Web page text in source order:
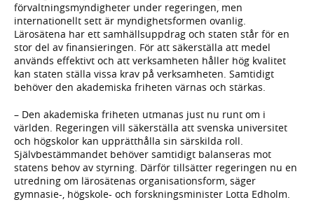
förvaltningsmyndigheter under regeringen, men
internationellt sett är myndighetsformen ovanlig.
Lärosätena har ett samhällsuppdrag och staten står för en
stor del av finansieringen. För att säkerställa att medel
används effektivt och att verksamheten håller hög kvalitet
kan staten ställa vissa krav på verksamheten. Samtidigt
behöver den akademiska friheten värnas och stärkas.
– Den akademiska friheten utmanas just nu runt om i
världen. Regeringen vill säkerställa att svenska universitet
och högskolor kan upprätthålla sin särskilda roll.
Självbestämmandet behöver samtidigt balanseras mot
statens behov av styrning. Därför tillsätter regeringen nu en
utredning om lärosätenas organisationsform, säger
gymnasie-, högskole- och forskningsminister Lotta Edholm.